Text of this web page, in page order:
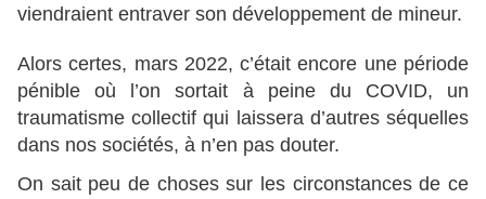
viendraient entraver son développement de mineur.
Alors certes, mars 2022, c’était encore une période
pénible où l’on sortait à peine du COVID, un
traumatisme collectif qui laissera d’autres séquelles
dans nos sociétés, à n’en pas douter.
On sait peu de choses sur les circonstances de ce